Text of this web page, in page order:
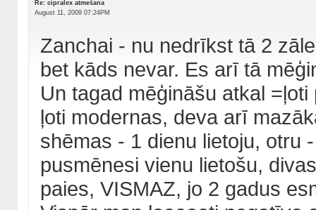
Re: cipralex atmešana
August 11, 2009 07:24PM
Zanchai - nu nedrīkst tā 2
bet kāds nevar. Es arī tā
Un tagad mēģināšu atkal
ļoti modernas, deva arī
shēmas - 1 dienu lietoju, otru
pusmēnesi vienu lietošu,
paies, VISMAZ, jo 2 gadus